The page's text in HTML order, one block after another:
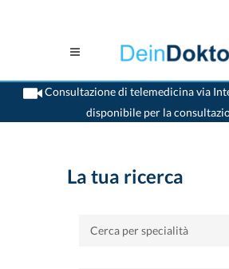
Consultazione di telemedicina via
disponibile per la
La tua ricerca